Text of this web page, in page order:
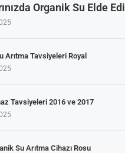
Organik Su Elde
Arıtma Tavsiyeleri Royal
Tavsiyeleri 2016 ve 2017
Su Arıtma Cihazı Rosu